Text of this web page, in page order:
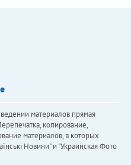
материалов прямая
копирование,
материалов, в которых
Новини" и "Украинская Фото